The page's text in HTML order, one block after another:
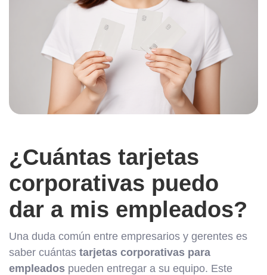
¿Cuántas tarjetas
corporativas puedo
dar a mis empleados?
Una duda común entre empresarios y gerentes es
saber cuántas tarjetas corporativas para
empleados pueden entregar a su equipo. Este